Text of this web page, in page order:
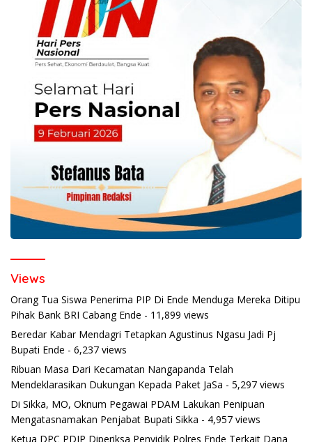
Views
Orang Tua Siswa Penerima PIP Di Ende Menduga Mereka Ditipu
Pihak Bank BRI Cabang Ende - 11,899 views
Beredar Kabar Mendagri Tetapkan Agustinus Ngasu Jadi Pj
Bupati Ende - 6,237 views
Ribuan Masa Dari Kecamatan Nangapanda Telah
Mendeklarasikan Dukungan Kepada Paket JaSa - 5,297 views
Di Sikka, MO, Oknum Pegawai PDAM Lakukan Penipuan
Mengatasnamakan Penjabat Bupati Sikka - 4,957 views
Ketua DPC PDIP Diperiksa Penyidik Polres Ende Terkait Dana